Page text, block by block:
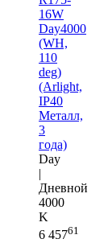
16W
Day4000
(WH,
110
deg)
(Arlight,
IP40
Металл,
3
года)
Day
|
Дневной
4000
K
6 45761